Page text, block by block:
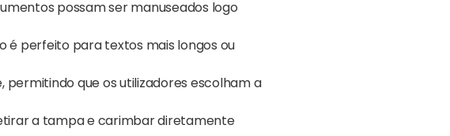
possam ser manuseados logo
é perfeito para textos mais longos ou
permitindo que os utilizadores escolham a
a tampa e carimbar diretamente